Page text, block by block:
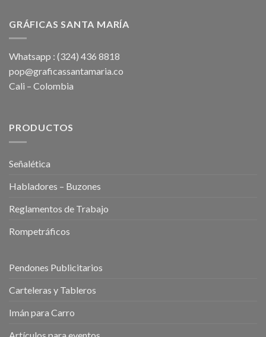
GRÁFICAS SANTA MARÍA
Whatsapp : (324) 436 8818
pop@graficassantamaria.co
Cali – Colombia
PRODUCTOS
Señalética
Habladores – Buzones
Reglamentos de Trabajo
Rompetráficos
Pendones Publicitarios
Carteleras y Tableros
Imán para Carro
Artículos para eventos